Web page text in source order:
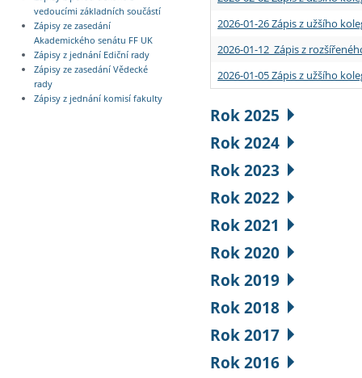
vedoucími základních součástí
Zápisy ze zasedání
Akademického senátu FF UK
Zápisy z jednání Ediční rady
Zápisy ze zasedání Vědecké
rady
Zápisy z jednání komisí fakulty
2026-01-26 Zápis z užšího
2026-01-12 Zápis z
2026-01-05 Zápis z užšího
Rok 2025
Rok 2024
Rok 2023
Rok 2022
Rok 2021
Rok 2020
Rok 2019
Rok 2018
Rok 2017
Rok 2016